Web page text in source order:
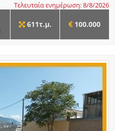
Τελευταία ενημέρωση: 8/8/2026
611τ.μ. 100.000